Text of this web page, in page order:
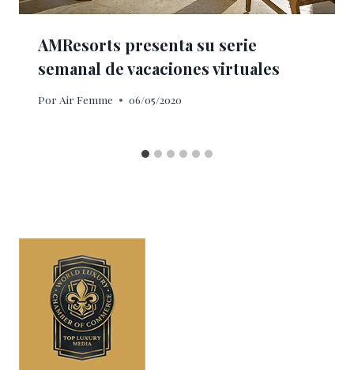
AMResorts presenta su serie
semanal de vacaciones virtuales
Por Air Femme 06/05/2020